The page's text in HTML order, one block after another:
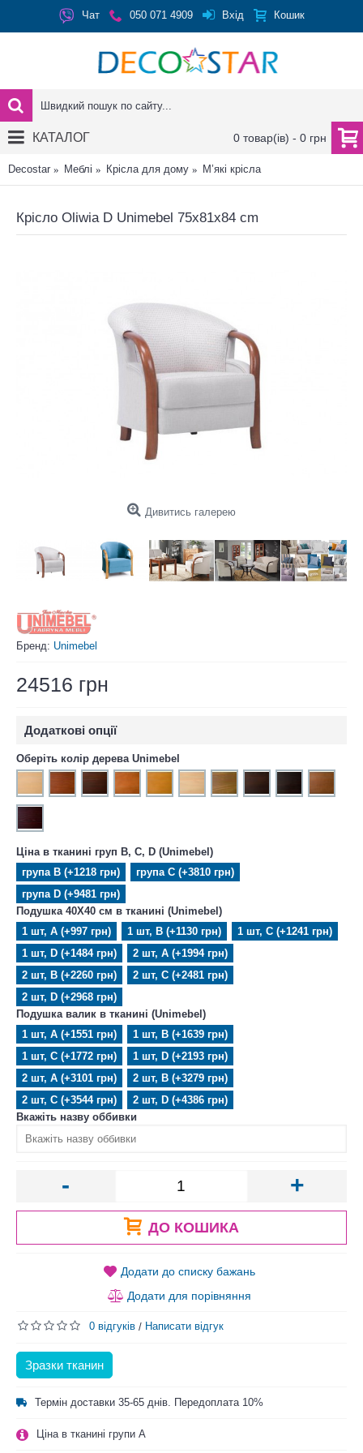
Чат 050 071 4909 Вхід Кошик
0 товар(ів) - 0 грн
КАТАЛОГ
Decostar Меблі Крісла для дому М’які крісла
Крісло Oliwia D Unimebel 75x81x84 cm
Дивитись галерею
Бренд: Unimebel
24516 грн
Додаткові опції
Оберіть колір дерева Unimebel
Ціна в тканині груп B, C, D (Unimebel)
група B (+1218 грн)
група C (+3810 грн)
група D (+9481 грн)
Подушка 40X40 см в тканині (Unimebel)
1 шт, А (+997 грн)
1 шт, B (+1130 грн)
1 шт, C (+1241 грн)
1 шт, D (+1484 грн)
2 шт, А (+1994 грн)
2 шт, B (+2260 грн)
2 шт, C (+2481 грн)
2 шт, D (+2968 грн)
Подушка валик в тканині (Unimebel)
1 шт, А (+1551 грн)
1 шт, B (+1639 грн)
1 шт, C (+1772 грн)
1 шт, D (+2193 грн)
2 шт, А (+3101 грн)
2 шт, B (+3279 грн)
2 шт, C (+3544 грн)
2 шт, D (+4386 грн)
Вкажіть назву оббивки
- +
ДО КОШИКА
Додати до списку бажань
Додати для порівняння
0 відгуків / Написати відгук
Зразки тканин
Термін доставки 35-65 днів. Передоплата 10%
Ціна в тканині групи A